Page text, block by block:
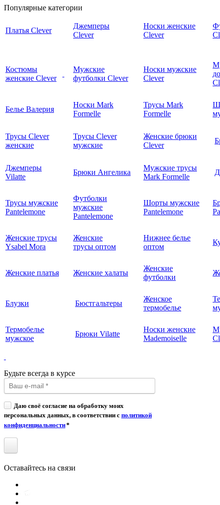
Популярные категории
Платья Clever
Джемперы
Clever
Носки женские
Clever
Костюмы
женские Clever
Мужские
футболки Clever
Носки мужские
Clever
Белье Валерия
Носки Mark
Formelle
Трусы Mark
Formelle
Трусы Clever
женские
Трусы Clever
мужские
Женские брюки
Clever
Джемперы
Vilatte
Брюки Ангелика
Мужские трусы
Mark Formelle
Трусы мужские
Pantelemone
Футболки
мужские
Pantelemone
Шорты мужские
Pantelemone
Женские трусы
Ysabel Mora
Женские
трусы оптом
Нижнее белье
оптом
Женские платья Женские халаты
Женские
футболки
Блузки Бюстгальтеры
Женское
термобелье
Термобелье
мужское
Брюки Vilatte
Носки женские
Mademoiselle
Будьте всегда в курсе
Даю своё согласие на обработку моих
персональных данных, в соответствии с политикой
конфиденциальности*
Оставайтесь на связи